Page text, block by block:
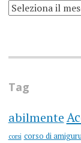
SCRIVO
UN
(ARGH)
Tag
abilmente
corsi corso di